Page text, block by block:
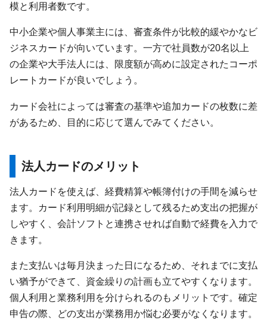
模と利用者数です。
中小企業や個人事業主には、審査条件が比較的緩やかなビ
ジネスカードが向いています。一方で社員数が20名以上
の企業や大手法人には、限度額が高めに設定されたコーポ
レートカードが良いでしょう。
カード会社によっては審査の基準や追加カードの枚数に差
があるため、目的に応じて選んでみてください。
法人カードのメリット
法人カードを使えば、経費精算や帳簿付けの手間を減らせ
ます。カード利用明細が記録として残るため支出の把握が
しやすく、会計ソフトと連携させれば自動で経費を入力で
きます。
また支払いは毎月決まった日になるため、それまでに支払
い猶予ができて、資金繰りの計画も立てやすくなります。
個人利用と業務利用を分けられるのもメリットです。確定
申告の際、どの支出が業務用か悩む必要がなくなります。